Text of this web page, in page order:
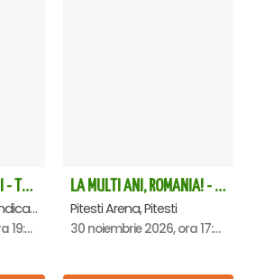
SPARGATORUL DE NUCI - Turneu National - Pitesti
Casa de Cultura a Sindicatelor , Pitesti
26 noiembrie 2026, ora 19:00
LA MULTI ANI, ROMANIA! - Pitesti
Pitesti Arena, Pitesti
30 noiembrie 2026, ora 17:00